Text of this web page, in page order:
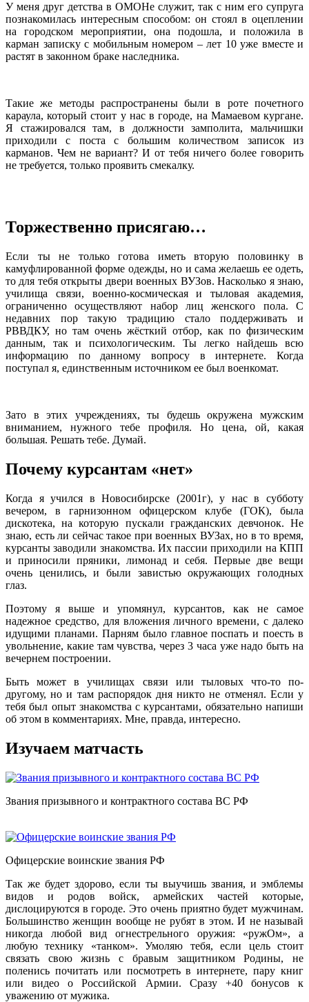
У меня друг детства в ОМОНе служит, так с ним его супруга
познакомилась интересным способом: он стоял в оцеплении
на городском мероприятии, она подошла, и положила в
карман записку с мобильным номером – лет 10 уже вместе и
растят в законном браке наследника.
Такие же методы распространены были в роте почетного
караула, который стоит у нас в городе, на Мамаевом кургане.
Я стажировался там, в должности замполита, мальчишки
приходили с поста с большим количеством записок из
карманов. Чем не вариант? И от тебя ничего более говорить
не требуется, только проявить смекалку.
Торжественно присягаю…
Если ты не только готова иметь вторую половинку в
камуфлированной форме одежды, но и сама желаешь ее одеть,
то для тебя открыты двери военных ВУЗов. Насколько я знаю,
училища связи, военно-космическая и тыловая академия,
ограниченно осуществляют набор лиц женского пола. С
недавних пор такую традицию стало поддерживать и
РВВДКУ, но там очень жёсткий отбор, как по физическим
данным, так и психологическим. Ты легко найдешь всю
информацию по данному вопросу в интернете. Когда
поступал я, единственным источником ее был военкомат.
Зато в этих учреждениях, ты будешь окружена мужским
вниманием, нужного тебе профиля. Но цена, ой, какая
большая. Решать тебе. Думай.
Почему курсантам «нет»
Когда я учился в Новосибирске (2001г), у нас в субботу
вечером, в гарнизонном офицерском клубе (ГОК), была
дискотека, на которую пускали гражданских девчонок. Не
знаю, есть ли сейчас такое при военных ВУЗах, но в то время,
курсанты заводили знакомства. Их пассии приходили на КПП
и приносили пряники, лимонад и себя. Первые две вещи
очень ценились, и были завистью окружающих голодных
глаз.
Поэтому я выше и упомянул, курсантов, как не самое
надежное средство, для вложения личного времени, с далеко
идущими планами. Парням было главное поспать и поесть в
увольнение, какие там чувства, через 3 часа уже надо быть на
вечернем построении.
Быть может в училищах связи или тыловых что-то по-
другому, но и там распорядок дня никто не отменял. Если у
тебя был опыт знакомства с курсантами, обязательно напиши
об этом в комментариях. Мне, правда, интересно.
Изучаем матчасть
Звания призывного и контрактного состава ВС РФ
Офицерские воинские звания РФ
Так же будет здорово, если ты выучишь звания, и эмблемы
видов и родов войск, армейских частей которые,
дислоцируются в городе. Это очень приятно будет мужчинам.
Большинство женщин вообще не рубят в этом. И не называй
никогда любой вид огнестрельного оружия: «ружОм», а
любую технику «танком». Умоляю тебя, если цель стоит
связать свою жизнь с бравым защитником Родины, не
поленись почитать или посмотреть в интернете, пару книг
или видео о Российской Армии. Сразу +40 бонусов к
уважению от мужика.